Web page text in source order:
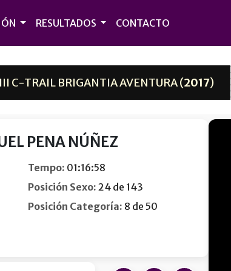
RESULTADOS CONTACTO
C-TRAIL BRIGANTIA AVENTURA (2017)
PENA NÚÑEZ
Tempo: 01:16:58
Posición Sexo: 24 de 143
Posición Categoría: 8 de 50